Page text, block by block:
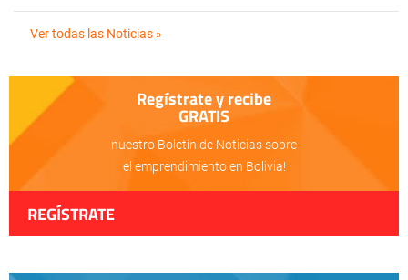
Ver todas las Noticias »
Regístrate y recibe
GRATIS
nuestro Boletín de Noticias sobre
el emprendimiento en Bolivia!
REGÍSTRATE